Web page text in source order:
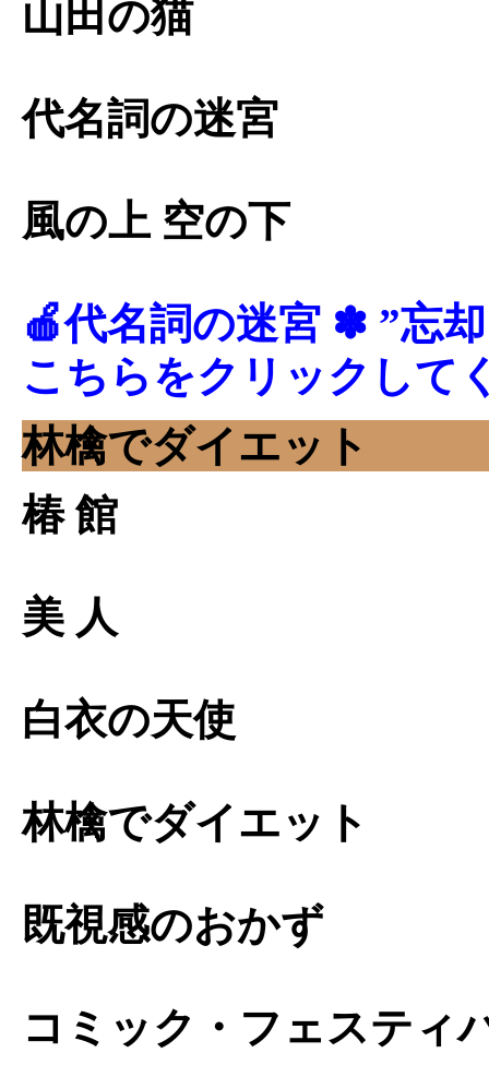
山田の猫
代名詞の迷宮
風の上 空の下
🍎代名詞の迷宮 ✽ ”忘
こちらをクリックして
林檎でダイエット
椿 館
美 人
白衣の天使
林檎でダイエット
既視感のおかず
コミック・フェスティ